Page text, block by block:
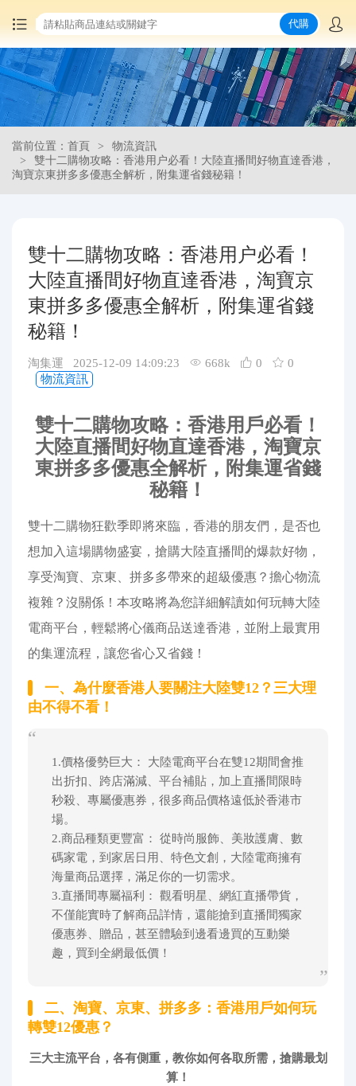
首頁
中國商品代購
集運服務
最新公告
物流資訊
代購問答
代購
當前位置：首頁
物流資訊
雙十二購物攻略：香港用户必看！大陸直播間好物直達香港，
淘寶京東拼多多優惠全解析，附集運省錢秘籍！
雙十二購物攻略：香港用户必看！
大陸直播間好物直達香港，淘寶京
東拼多多優惠全解析，附集運省錢
秘籍！
淘集運 2025-12-09 14:09:23 668k 0
0
物流資訊
雙十二購物攻略：香港用戶必看！
大陸直播間好物直達香港，淘寶京
東拼多多優惠全解析，附集運省錢
秘籍！
雙十二購物狂歡季即將來臨，香港的朋友們，是否也
想加入這場購物盛宴，搶購大陸直播間的爆款好物，
享受淘寶、京東、拼多多帶來的超級優惠？擔心物流
複雜？沒關係！本攻略將為您詳細解讀如何玩轉大陸
電商平台，輕鬆將心儀商品送達香港，並附上最實用
的集運流程，讓您省心又省錢！
一、為什麼香港人要關注大陸雙12？三大理
由不得不看！
1.價格優勢巨大： 大陸電商平台在雙12期間會推
出折扣、跨店滿減、平台補貼，加上直播間限時
秒殺、專屬優惠券，很多商品價格遠低於香港市
場。
2.商品種類更豐富： 從時尚服飾、美妝護膚、數
碼家電，到家居日用、特色文創，大陸電商擁有
海量商品選擇，滿足你的一切需求。
3.直播間專屬福利： 觀看明星、網紅直播帶貨，
不僅能實時了解商品詳情，還能搶到直播間獨家
優惠券、贈品，甚至體驗到邊看邊買的互動樂
趣，買到全網最低價！
二、淘寶、京東、拼多多：香港用戶如何玩
轉雙12優惠？
三大主流平台，各有側重，教你如何各取所需，搶購最划
算！